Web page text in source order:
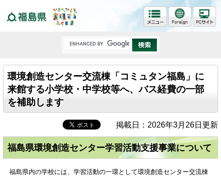
環境創造センター交流棟「コミュタン福島」に
来館する小学校・中学校等へ、バス経費の一部
を補助します
掲載日：2026年3月26日更新
福島県環境創造センター学習活動支援事業について
福島県内の学校には、学習活動の一環として環境創造センター交流棟